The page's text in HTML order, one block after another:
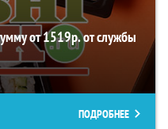
от 1519р. от службы
ПОДРОБНЕЕ